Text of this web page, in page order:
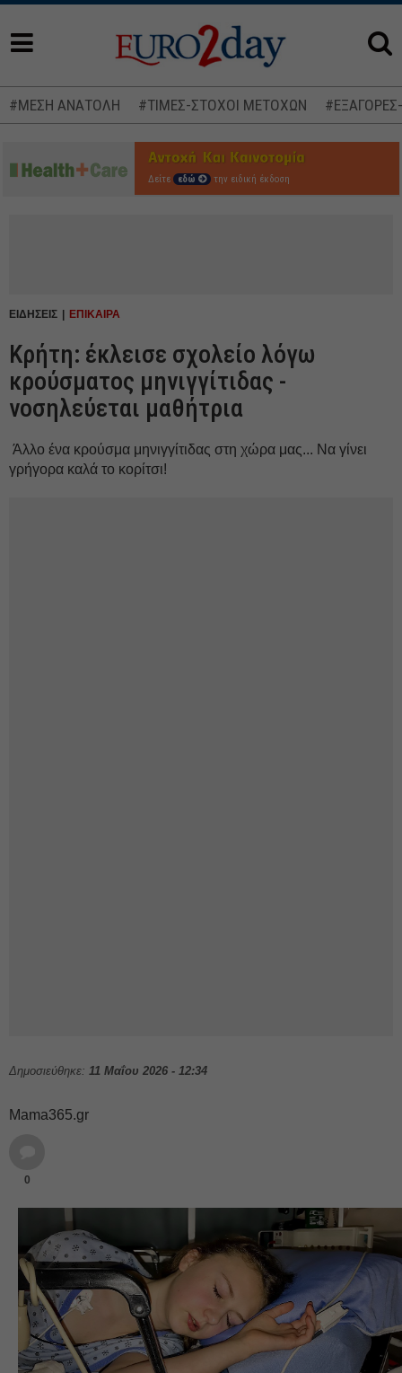
#ΜΕΣΗ ΑΝΑΤΟΛΗ #ΤΙΜΕΣ-ΣΤΟΧΟΙ ΜΕΤΟΧΩΝ
Δείτε εδώ την ειδική έκδοση
ΕΙΔΗΣΕΙΣ ΕΠΙΚΑΙΡΑ
Κρήτη: έκλεισε σχολείο λόγω
κρούσματος μηνιγγίτιδας -
νοσηλεύεται μαθήτρια
Άλλο ένα κρούσμα μηνιγγίτιδας στη χώρα μας... Να γίνει
γρήγορα καλά το κορίτσι!
Δημοσιεύθηκε: 11 Μαΐου 2026 - 12:34
Mama365.gr
0